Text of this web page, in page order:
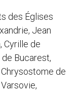
des Églises
Jean
Cyrille de
Bucarest,
de